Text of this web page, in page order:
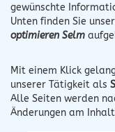
gewünschte
Unten finden Sie
optimieren Selm
Mit einem Klick
unserer Tätigkeit als
Alle Seiten werden
Änderungen am